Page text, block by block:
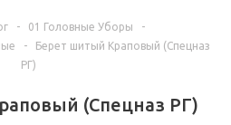
- 01 Головные Уборы
-
-
Берет шитый Краповый (Спецназ
РГ)
(Спецназ РГ)